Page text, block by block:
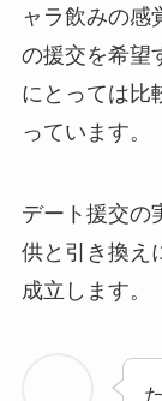
ャラ飲みの感
の援交を希望
にとっては比
っています。
デート援交の
供と引き換え
成立します。